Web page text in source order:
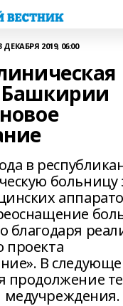
ДЕКАБРЯ 2019, 06:00
в
больницу
благодаря
проекта
В
продолжение